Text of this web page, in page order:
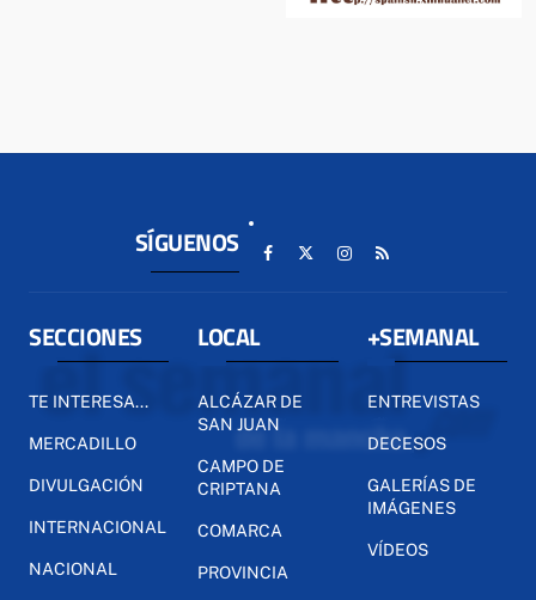
SÍGUENOS
SECCIONES
TE INTERESA...
MERCADILLO
DIVULGACIÓN
INTERNACIONAL
NACIONAL
LOCAL
ALCÁZAR DE
SAN JUAN
CAMPO DE
CRIPTANA
COMARCA
PROVINCIA
+SEMANAL
ENTREVISTAS
DECESOS
GALERÍAS DE
IMÁGENES
VÍDEOS